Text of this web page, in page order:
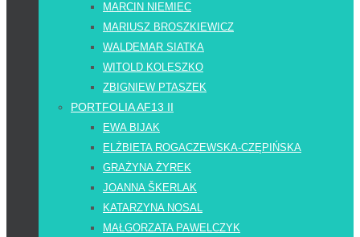
MARCIN NIEMIEC
MARIUSZ BROSZKIEWICZ
WALDEMAR SIATKA
WITOLD KOLESZKO
ZBIGNIEW PTASZEK
PORTFOLIA AF13 II
EWA BIJAK
ELŻBIETA ROGACZEWSKA-CZĘPIŃSKA
GRAŻYNA ŻYREK
JOANNA ŠKERLAK
KATARZYNA NOSAL
MAŁGORZATA PAWELCZYK